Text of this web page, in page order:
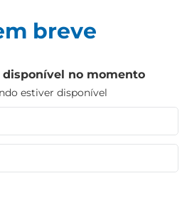
breve
no momento
estiver disponível